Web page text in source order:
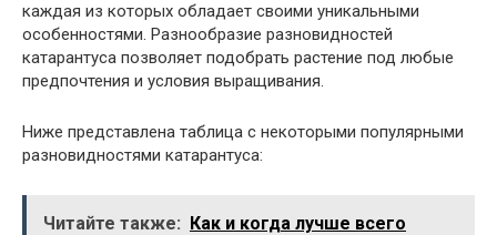
каждая из которых обладает своими уникальными
особенностями. Разнообразие разновидностей
катарантуса позволяет подобрать растение под любые
предпочтения и условия выращивания.
Ниже представлена таблица с некоторыми популярными
разновидностями катарантуса:
Читайте также: Как и когда лучше всего